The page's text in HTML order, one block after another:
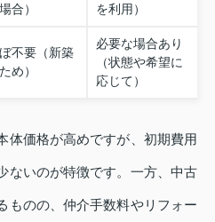
合）
を利用）
不要（新築
め）
必要な場合あり
（状態や希望に
応じて）
体価格が高めですが、初期費用
ないのが特徴です。一方、中古
ものの、仲介手数料やリフォー